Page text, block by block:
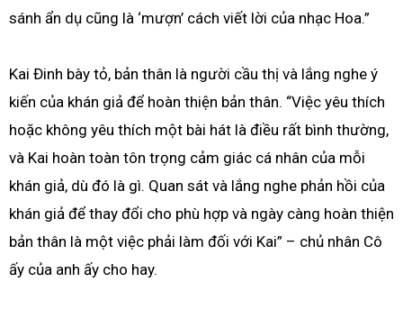
sánh ẩn dụ cũng là ‘mượn’ cách viết lời của nhạc Hoa.”
Kai Đinh bày tỏ, bản thân là người cầu thị và lắng nghe ý
kiến của khán giả để hoàn thiện bản thân. “Việc yêu thích
hoặc không yêu thích một bài hát là điều rất bình thường,
và Kai hoàn toàn tôn trọng cảm giác cá nhân của mỗi
khán giả, dù đó là gì. Quan sát và lắng nghe phản hồi của
khán giả để thay đổi cho phù hợp và ngày càng hoàn thiện
bản thân là một việc phải làm đối với Kai” – chủ nhân Cô
ấy của anh ấy cho hay.